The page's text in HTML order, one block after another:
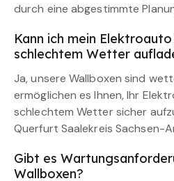
durch eine abgestimmte
Kann ich mein
schlechtem Wetter
Ja, unsere Wallboxen sind
ermöglichen es Ihnen, Ihr
schlechtem Wetter sicher
Querfurt Saalekreis Sachsen-
Gibt es
Wallboxen?